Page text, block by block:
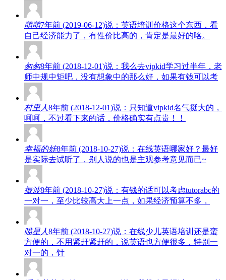
萌萌7年前 (2019-06-12)说：英语培训价格这个东西，看
自己经济能力了，有性价比高的，肯定是最好的咯。
匆匆8年前 (2018-12-01)说：我么去vipkid学习过半年，老
师中规中矩吧，没有想象中的那么好，如果有钱可以考
村里人8年前 (2018-12-01)说：只知道vipkid名气挺大的，
呵呵，不过看下来的话，价格确实有点贵！！
幸福的娃8年前 (2018-10-27)说：在线英语哪家好？最好
是实际去试听了，别人说的也是主观参考意见而已~
振波8年前 (2018-10-27)说：有钱的话可以考虑tutorabc的
一对一，至少比较高大上一点，如果经济预算不多，
喵星人8年前 (2018-10-27)说：在线少儿英语培训还是蛮
方便的，不用紧赶紧赶的，说英语也方便很多，特别一
对一的，针